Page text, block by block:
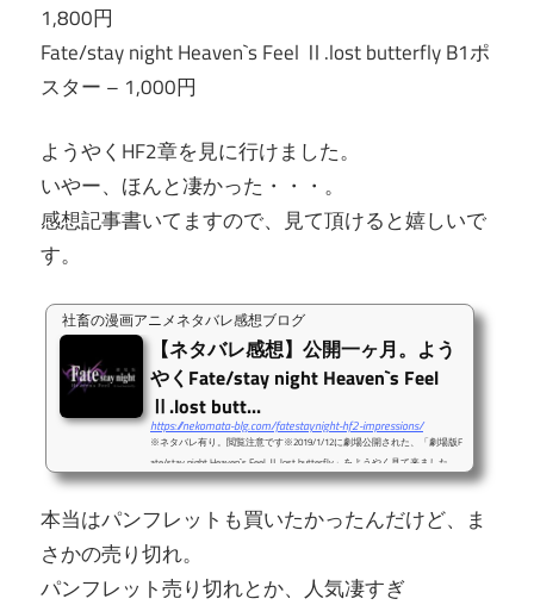
1,800円
Fate/stay night Heaven`s Feel Ⅱ.lost butterfly B1ポ
スター – 1,000円
ようやくHF2章を見に行けました。
いやー、ほんと凄かった・・・。
感想記事書いてますので、見て頂けると嬉しいで
す。
社畜の漫画アニメネタバレ感想ブログ
【ネタバレ感想】公開一ヶ月。よう
やくFate/stay night Heaven`s Feel
Ⅱ.lost butt...
https://nekomata-blg.com/fatestaynight-hf2-impressions/
※ネタバレ有り。閲覧注意です※2019/1/12に劇場公開された、「劇場版F
ate/stay night Heaven`s Feel Ⅱ.lost butterfly」をようやく見て来ました。
前日にⅡ.presage flowerを見て復習してから、本日のⅡ.lost butterfly。Twi
な感想が蔓延ってましたが。しんどい上に魂持っていかれました。ふわっ
とした感想結末を知っているとはいえ、あまりにも残酷なストーリーにゲ
イ・ボルグされたかのような苦しさ。ただ真桐の聖杯であるという理由だ
けで、ここまで残酷な運命を背...
本当はパンフレットも買いたかったんだけど、ま
さかの売り切れ。
パンフレット売り切れとか、人気凄すぎ